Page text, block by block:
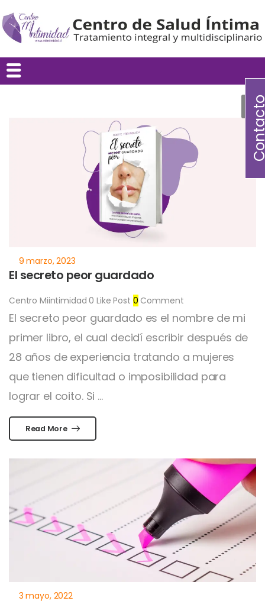
El secreto peor guardado
Centro Miintimidad 0 Like Post 0 Comment
El secreto peor guardado es el nombre de mi
primer libro, el cual decidí escribir después de
28 años de experiencia tratando a mujeres
que tienen dificultad o imposibilidad para
lograr el coito. Si ...
Read More